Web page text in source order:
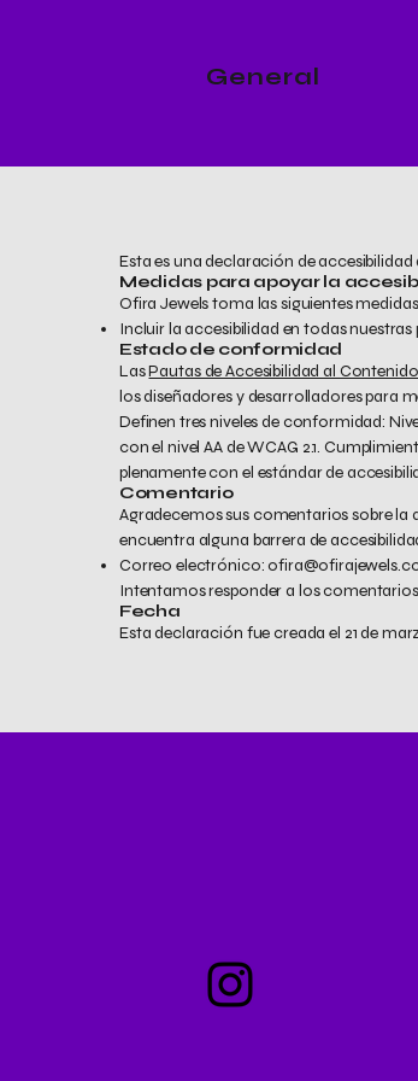
General
Esta es una declaración de accesibilidad
Medidas para apoyar la
Ofira Jewels toma las siguientes
Incluir la accesibilidad en todas nuestras
Estado de conformidad
LasPautas de Accesibilidad al
los diseñadores y desarrolladores para
Definen tres niveles de conformidad:
con el nivel AA de WCAG 2.1.
plenamente con el estándar de
Comentario
Agradecemos sus comentarios sobre la
encuentra alguna barrera de
Correo electrónico:
Intentamos responder a los
Fecha
Esta declaración fue creada el 21 de